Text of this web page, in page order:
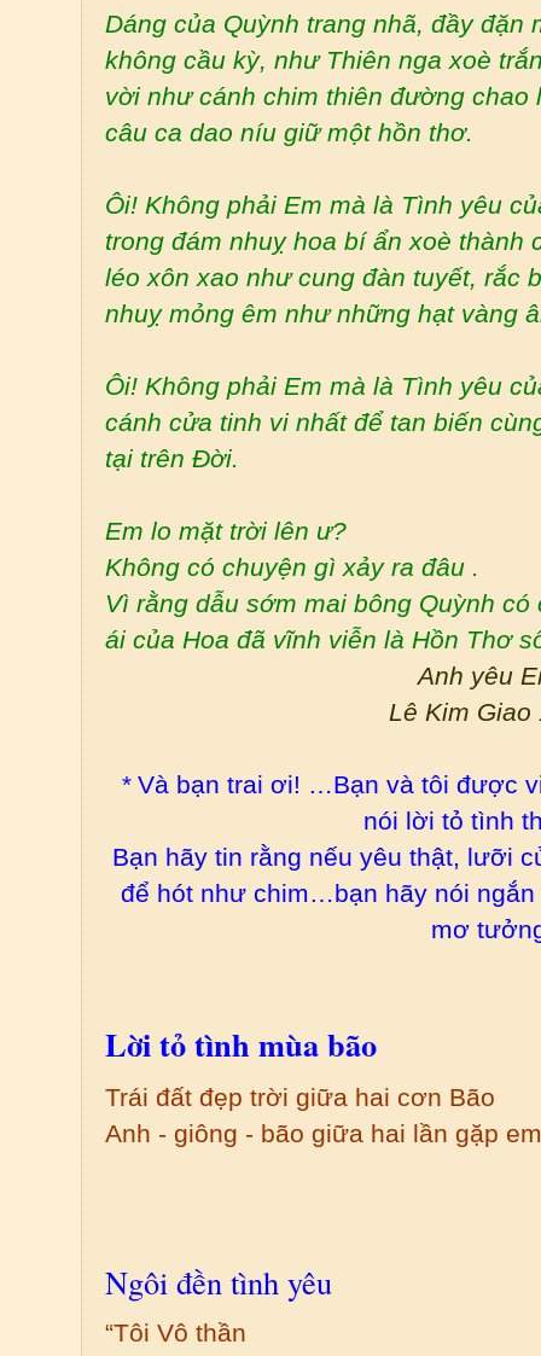
Dáng của Quỳnh trang nhã, đầy đặn
không cầu kỳ, như Thiên nga xoè
vời như cánh chim thiên đường
câu ca dao níu giữ một hồn thơ.
Ôi! Không phải Em mà là Tình yêu
trong đám nhuỵ hoa bí ẩn xoè thành
léo xôn xao như cung đàn tuyết, rắc
nhuỵ mỏng êm như những hạt vàng
Ôi! Không phải Em mà là Tình yêu
cánh cửa tinh vi nhất để tan biến
tại trên Đời.
Em lo mặt trời lên ư?
Không có chuyện gì xảy ra đâu .
Vì rằng dẫu sớm mai bông Quỳnh
ái của Hoa đã vĩnh viễn là Hồn Thơ
Anh yêu
Lê Kim Giao
*Và bạn trai ơi! …Bạn và tôi được
nói lời tỏ tình
Bạn hãy tin rằng nếu yêu thật, lưỡi
để hót như chim…bạn hãy nói
mơ
Lời tỏ tình mùa bão
Trái đất đẹp trời giữa hai cơn Bão
Anh - giông - bão giữa hai lần gặp
Ngôi đền tình yêu
“Tôi Vô thần